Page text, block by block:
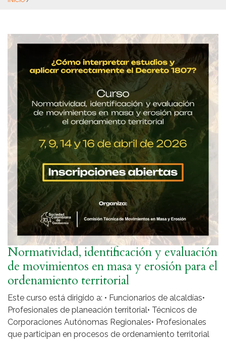
Normatividad, identificación y evaluación
de movimientos en masa y erosión para el
ordenamiento territorial
Este curso está dirigido a: • Funcionarios de alcaldías•
Profesionales de planeación territorial• Técnicos de
Corporaciones Autónomas Regionales• Profesionales
que participan en procesos de ordenamiento territorial